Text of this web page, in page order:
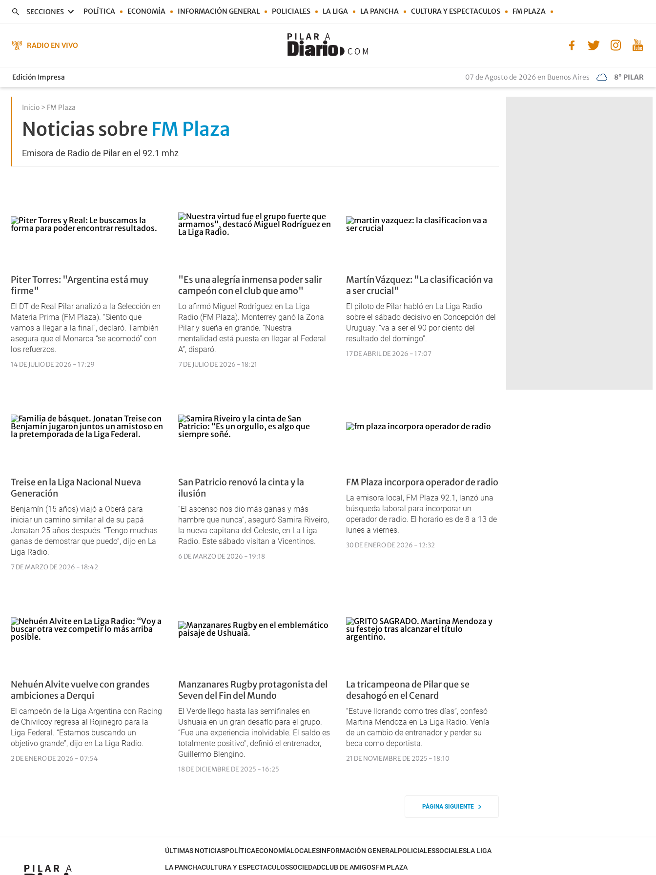
SECCIONES POLÍTICA ECONOMÍA INFORMACIÓN GENERAL POLICIALES LA LIGA LA PANCHA CULTURA Y ESPECTACULOS FM PLAZA
RADIO EN VIVO
Edición Impresa 07 de Agosto de 2026 en Buenos Aires 8° PILAR
Inicio > FM Plaza
Noticias sobre FM Plaza
Emisora de Radio de Pilar en el 92.1 mhz
Piter Torres: "Argentina está muy
firme"
El DT de Real Pilar analizó a la Selección en
Materia Prima (FM Plaza). “Siento que
vamos a llegar a la final”, declaró. También
asegura que el Monarca “se acomodó” con
los refuerzos.
14 DE JULIO DE 2026 - 17:29
"Es una alegría inmensa poder salir
campeón con el club que amo"
Lo afirmó Miguel Rodríguez en La Liga
Radio (FM Plaza). Monterrey ganó la Zona
Pilar y sueña en grande. “Nuestra
mentalidad está puesta en llegar al Federal
A”, disparó.
7 DE JULIO DE 2026 - 18:21
Martín Vázquez: "La clasificación va
a ser crucial"
El piloto de Pilar habló en La Liga Radio
sobre el sábado decisivo en Concepción del
Uruguay: “va a ser el 90 por ciento del
resultado del domingo”.
17 DE ABRIL DE 2026 - 17:07
Treise en la Liga Nacional Nueva
Generación
Benjamín (15 años) viajó a Oberá para
iniciar un camino similar al de su papá
Jonatan 25 años después. “Tengo muchas
ganas de demostrar que puedo”, dijo en La
Liga Radio.
7 DE MARZO DE 2026 - 18:42
San Patricio renovó la cinta y la
ilusión
“El ascenso nos dio más ganas y más
hambre que nunca”, aseguró Samira Riveiro,
la nueva capitana del Celeste, en La Liga
Radio. Este sábado visitan a Vicentinos.
6 DE MARZO DE 2026 - 19:18
FM Plaza incorpora operador de radio
La emisora local, FM Plaza 92.1, lanzó una
búsqueda laboral para incorporar un
operador de radio. El horario es de 8 a 13 de
lunes a viernes.
30 DE ENERO DE 2026 - 12:32
Nehuén Alvite vuelve con grandes
ambiciones a Derqui
El campeón de la Liga Argentina con Racing
de Chivilcoy regresa al Rojinegro para la
Liga Federal. “Estamos buscando un
objetivo grande”, dijo en La Liga Radio.
2 DE ENERO DE 2026 - 07:54
Manzanares Rugby protagonista del
Seven del Fin del Mundo
El Verde llego hasta las semifinales en
Ushuaia en un gran desafío para el grupo.
“Fue una experiencia inolvidable. El saldo es
totalmente positivo", definió el entrenador,
Guillermo Blengino.
18 DE DICIEMBRE DE 2025 - 16:25
La tricampeona de Pilar que se
desahogó en el Cenard
“Estuve llorando como tres días”, confesó
Martina Mendoza en La Liga Radio. Venía
de un cambio de entrenador y perder su
beca como deportista.
21 DE NOVIEMBRE DE 2025 - 18:10
PÁGINA SIGUIENTE
ÚLTIMAS NOTICIASPOLÍTICAECONOMÍALOCALESINFORMACIÓN GENERALPOLICIALESSOCIALESLA LIGA
LA PANCHACULTURA Y ESPECTACULOSSOCIEDADCLUB DE AMIGOSFM PLAZA